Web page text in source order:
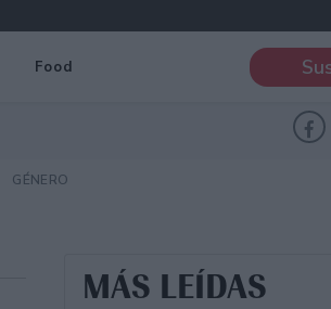
Food
GÉNERO
MÁS LEÍDAS